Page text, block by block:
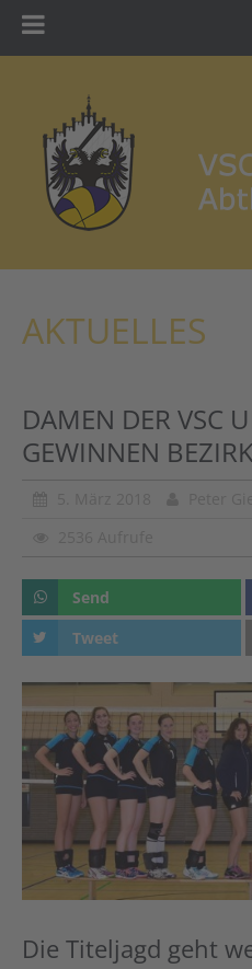
Training
Turniere
Kontakt
Shop
AKTUELLES
DAMEN DER VSC
GEWINNEN
Send
Tweet
Die Titeljagd geht